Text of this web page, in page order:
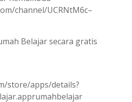
channel/UCRNtM6c–
Belajar secara gratis
store/apps/details?